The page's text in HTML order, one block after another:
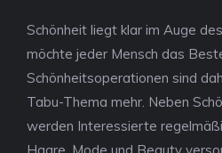
Schönheit liegt klar im Auge
möchte jeder Mensch das
Schönheitsoperationen sind
Tabu-Thema mehr. Neben
werden Interessierte